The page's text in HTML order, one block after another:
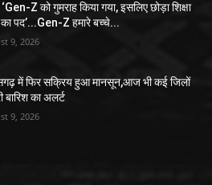
Z को गुमराह किया गया, इसलिए छोड़ा शिक्षा
का पद’...Gen-Z हमारे बच्चे...
9, 2026
में फिर सक्रिय हुआ मानसून,आज भी कई जिलों
बारिश का अलर्ट
9, 2026